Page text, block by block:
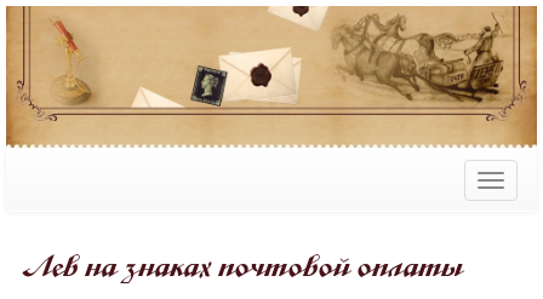
Лев на знаках почтовой оплаты